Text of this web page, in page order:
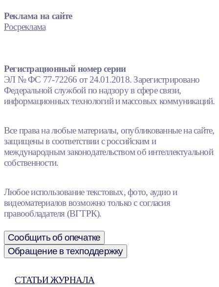
Реклама на сайте
Росреклама
Регистрационный номер серии
ЭЛ № ФС 77-72266 от 24.01.2018. Зарегистрировано
Федеральной службой по надзору в сфере связи,
информационных технологий и массовых коммуникаций.
Все права на любые материалы, опубликованные на сайте,
защищены в соответствии с российским и
международным законодательством об интеллектуальной
собственности.
Любое использование текстовых, фото, аудио и
видеоматериалов возможно только с согласия
правообладателя (ВГТРК).
Сообщить об опечатке
Обращение в техподдержку
СТАТЬИ ЖУРНАЛА